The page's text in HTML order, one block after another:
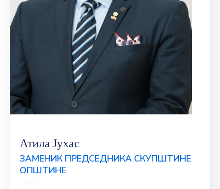
Атила Јухас
ЗАМЕНИК ПРЕДСЕДНИКА СКУПШТИНЕ
ОПШТИНЕ